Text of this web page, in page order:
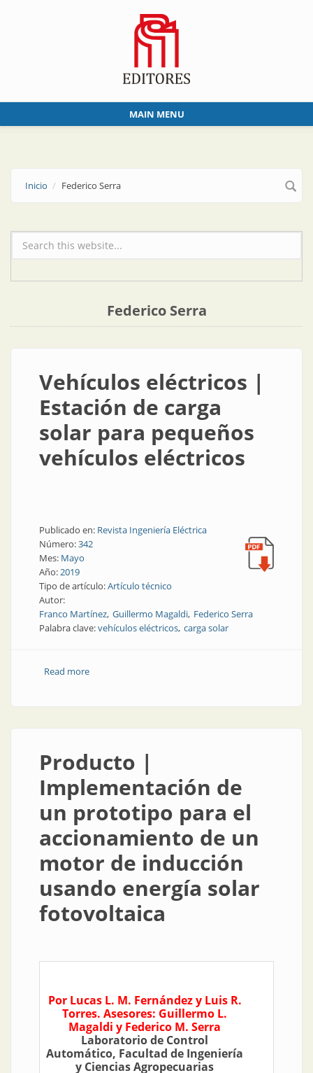
MAIN MENU
Inicio Federico Serra
Formulario de búsqueda
Federico Serra
Vehículos eléctricos |
Estación de carga
solar para pequeños
vehículos eléctricos
Publicado en: Revista Ingeniería Eléctrica
Número:342
Mes: Mayo
Año:2019
Tipo de artículo:Artículo técnico
Autor:
Franco Martínez Guillermo Magaldi Federico Serra
Palabra clave:vehículos eléctricos carga solar
Read moreabout Vehículos eléctricos | Estación de carga solar
Producto |
Implementación de
un prototipo para el
accionamiento de un
motor de inducción
usando energía solar
fotovoltaica
Por Lucas L. M. Fernández y Luis R.
Torres. Asesores: Guillermo L.
Magaldi y Federico M. Serra
Laboratorio de Control
Automático, Facultad de Ingeniería
y Ciencias Agropecuarias